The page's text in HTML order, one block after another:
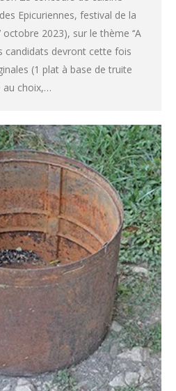
Epicuriennes, festival de la
2023), sur le thème ‘‘A
candidats devront cette fois
(1 plat à base de truite
au choix,…